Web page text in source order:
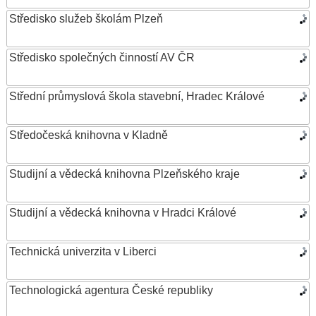
Středisko služeb školám Plzeň
Středisko společných činností AV ČR
Střední průmyslová škola stavební, Hradec Králové
Středočeská knihovna v Kladně
Studijní a vědecká knihovna Plzeňského kraje
Studijní a vědecká knihovna v Hradci Králové
Technická univerzita v Liberci
Technologická agentura České republiky